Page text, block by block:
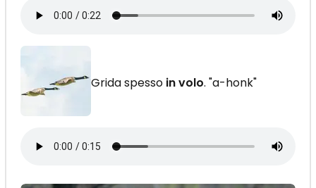
Grida spesso in volo. "a-honk"